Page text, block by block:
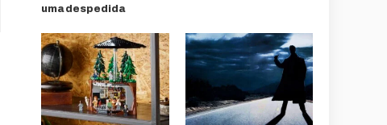
uma despedida